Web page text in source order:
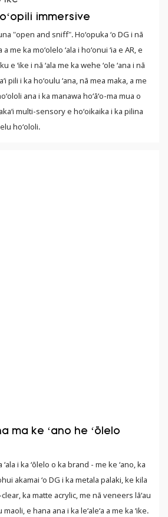
immersive
"open and sniff". Hoʻopuka ʻo DG i nā
a me ka moʻolelo ʻala i hoʻonui ʻia e AR, e
e ʻike i nā ʻala me ka wehe ʻole ʻana i nā
pili i ka hoʻoulu ʻana, nā mea maka, a me
ana i ka manawa hoʻāʻo-ma mua o
multi-sensory e hoʻoikaika i ka pilina
hoʻololi.
ma ke ʻano he ʻōlelo
i ka ʻōlelo o ka brand - me ke ʻano, ka
akamai ʻo DG i ka metala palaki, ke kila
ka matte acrylic, me nā veneers lāʻau
e hana ana i ka leʻaleʻa a me ka ʻike.